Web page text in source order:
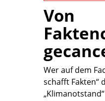
Von
Wer auf dem
schafft Fakten“